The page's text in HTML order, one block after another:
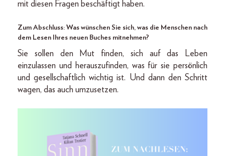
mit diesen Fragen beschäftigt haben.
Zum Abschluss: Was wünschen Sie sich, was die Menschen nach
dem Lesen Ihres neuen Buches mitnehmen?
Sie sollen den Mut finden, sich auf das Leben
einzulassen und herauszufinden, was für sie persönlich
und gesellschaftlich wichtig ist. Und dann den Schritt
wagen, das auch umzusetzen.